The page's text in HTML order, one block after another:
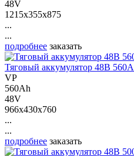
48V
1215x355x875
...
...
подробнее заказать
Тяговый аккумулятор 48В
VP
560Ah
48V
966x430x760
...
...
подробнее заказать